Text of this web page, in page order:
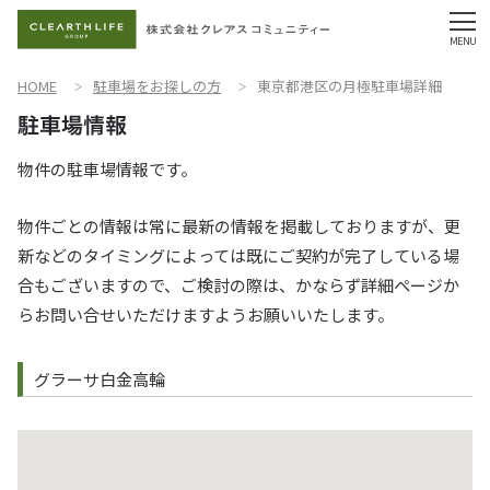
HOME 駐車場をお探しの方 東京都港区の月極駐車場詳細
物件の駐車場情報です。
物件ごとの情報は常に最新の情報を掲載しておりますが、更
新などのタイミングによっては既にご契約が完了している場
合もございますので、ご検討の際は、かならず詳細ページか
らお問い合せいただけますようお願いいたします。
グラーサ白金高輪